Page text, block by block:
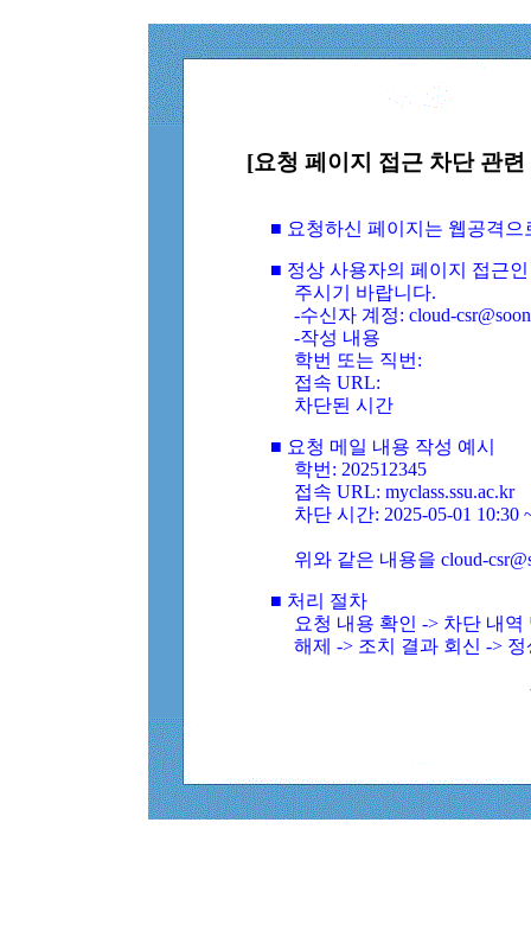
[요청 페이지 접근 차단 관
■ 요청하신 페이지는 웹공격
■ 정상 사용자의 페이지 접근
주시기 바랍니다.
-수신자 계정: cloud-
-작성 내용
학번 또는 직번:
접속 URL:
차단된 시간
■ 요청 메일 내용 작성 예시
학번: 202512345
접속 URL: myclass.ssu.ac.kr
차단 시간: 2025-05-01 10:30
위와 같은 내용을 cloud-
■ 처리 절차
요청 내용 확인 -> 차단 내
해제 -> 조치 결과 회신 ->